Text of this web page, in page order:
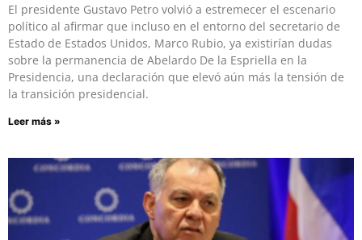
El presidente Gustavo Petro volvió a estremecer el escenario
político al afirmar que incluso en el entorno del secretario de
Estado de Estados Unidos, Marco Rubio, ya existirían dudas
sobre la permanencia de Abelardo De la Espriella en la
Presidencia, una declaración que elevó aún más la tensión de
la transición presidencial.
Leer más »